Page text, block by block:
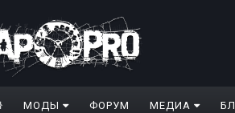
МОДЫ ФОРУМ МЕДИА